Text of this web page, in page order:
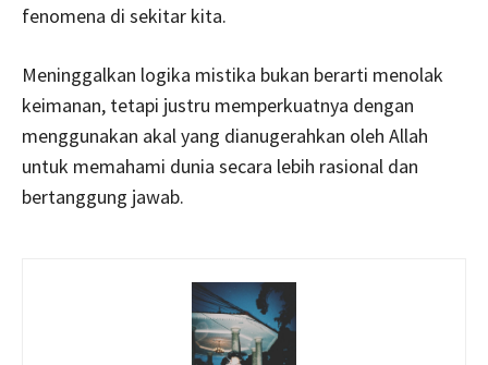
fenomena di sekitar kita.
Meninggalkan logika mistika bukan berarti menolak
keimanan, tetapi justru memperkuatnya dengan
menggunakan akal yang dianugerahkan oleh Allah
untuk memahami dunia secara lebih rasional dan
bertanggung jawab.